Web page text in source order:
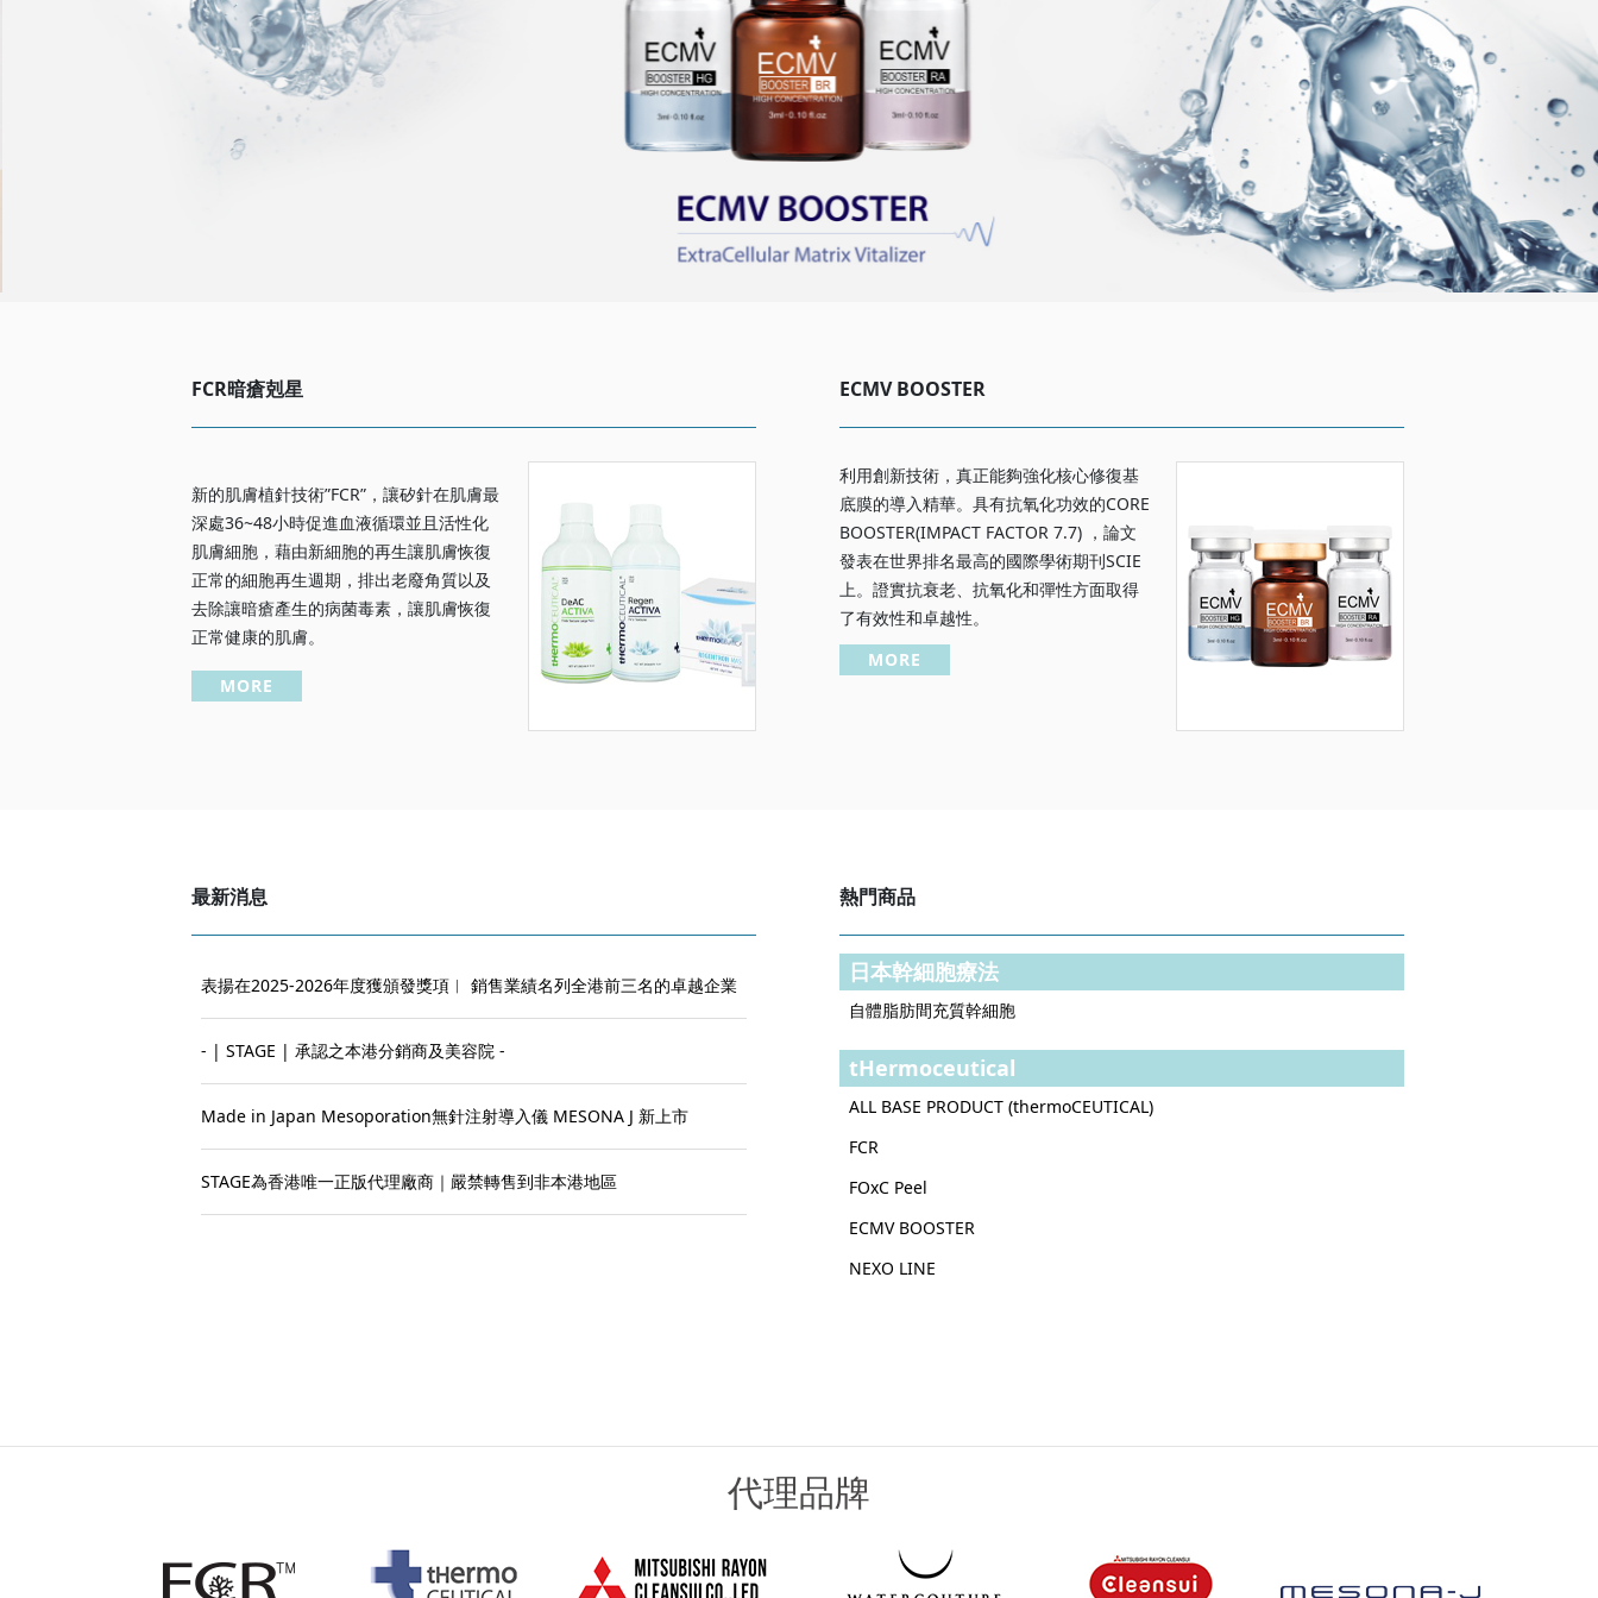
FCR暗瘡剋星
新的肌膚植針技術”FCR”，讓矽針在肌膚最
深處36~48小時促進血液循環並且活性化
肌膚細胞，藉由新細胞的再生讓肌膚恢復
正常的細胞再生週期，排出老廢角質以及
去除讓暗瘡產生的病菌毒素，讓肌膚恢復
正常健康的肌膚。
MORE
ECMV BOOSTER
利用創新技術，真正能夠強化核心修復基
底膜的導入精華。具有抗氧化功效的CORE
BOOSTER(IMPACT FACTOR 7.7) ，論文
發表在世界排名最高的國際學術期刊SCIE
上。證實抗衰老、抗氧化和彈性方面取得
了有效性和卓越性。
MORE
最新消息
表揚在2025-2026年度獲頒發獎項︱ 銷售業績名列全港前三名的卓越企業
- | STAGE | 承認之本港分銷商及美容院 -
Made in Japan Mesoporation無針注射導入儀 MESONA J 新上市
STAGE為香港唯一正版代理廠商｜嚴禁轉售到非本港地區
熱門商品
日本幹細胞療法
自體脂肪間充質幹細胞
tHermoceutical
ALL BASE PRODUCT (thermoCEUTICAL)
FCR
FOxC Peel
ECMV BOOSTER
NEXO LINE
代理品牌